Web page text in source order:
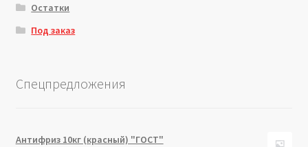
Остатки
Под заказ
Спецпредложения
Антифриз 10кг (красный) "ГОСТ"